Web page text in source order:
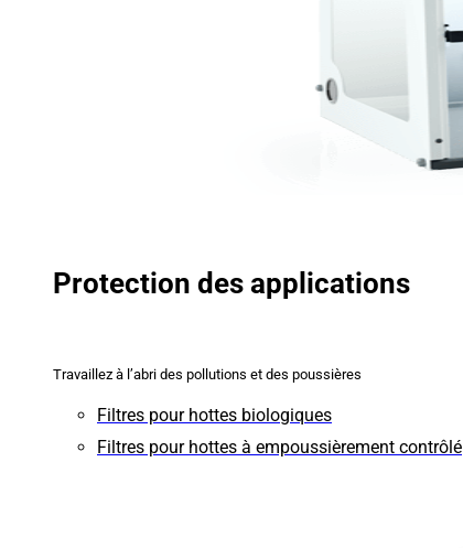
Protection des applications
Travaillez à l’abri des pollutions et des poussières
Filtres pour hottes biologiques
Filtres pour hottes à empoussièrement contrôlé